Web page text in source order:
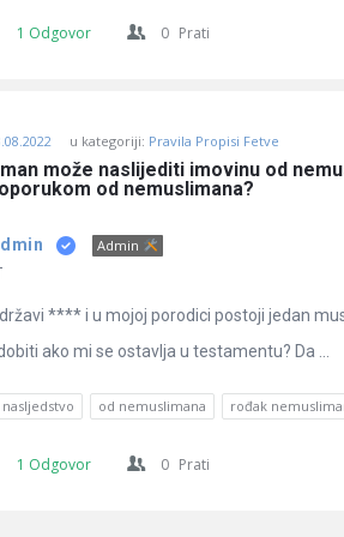
1 Odgovor 0 Prati
u kategoriji: Pravila Propisi Fetve
može naslijediti imovinu od
od nemuslimana?
Admin
**** i u mojoj porodici postoji jedan
ako mi se ostavlja u testamentu? Da ...
nasljedstvo od nemuslimana rođak
1 Odgovor 0 Prati